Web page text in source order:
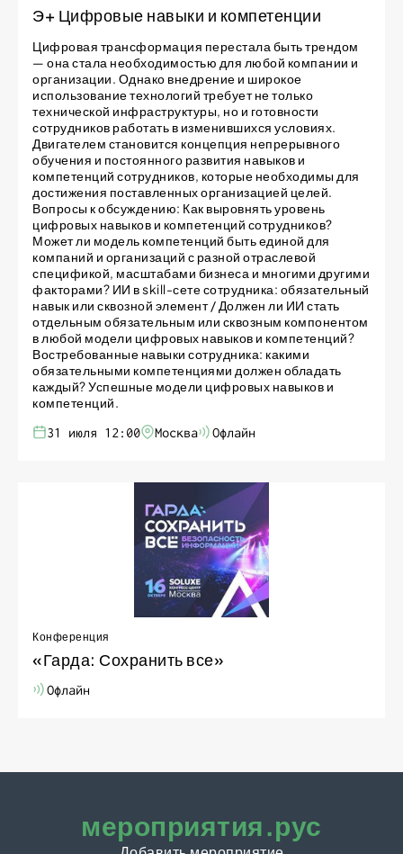
Э+ Цифровые навыки и компетенции
Цифровая трансформация перестала быть трендом
— она стала необходимостью для любой компании и
организации. Однако внедрение и широкое
использование технологий требует не только
технической инфраструктуры, но и готовности
сотрудников работать в изменившихся условиях.
Двигателем становится концепция непрерывного
обучения и постоянного развития навыков и
компетенций сотрудников, которые необходимы для
достижения поставленных организацией целей.
Вопросы к обсуждению: Как выровнять уровень
цифровых навыков и компетенций сотрудников?
Может ли модель компетенций быть единой для
компаний и организаций с разной отраслевой
спецификой, масштабами бизнеса и многими другими
факторами? ИИ в skill-сете сотрудника: обязательный
навык или сквозной элемент / Должен ли ИИ стать
отдельным обязательным или сквозным компонентом
в любой модели цифровых навыков и компетенций?
Востребованные навыки сотрудника: какими
обязательными компетенциями должен обладать
каждый? Успешные модели цифровых навыков и
компетенций.
31 июля 12:00
Москва Офлайн
Конференция
«Гарда: Сохранить все»
Офлайн
мероприятия.рус